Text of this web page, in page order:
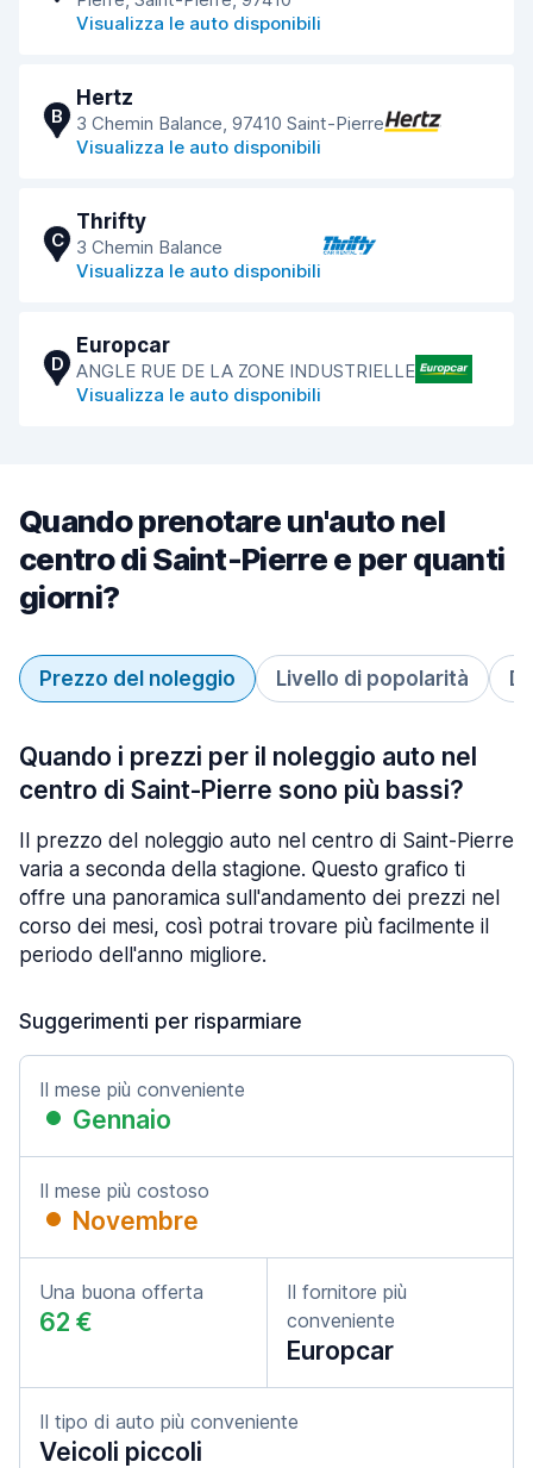
Visualizza le auto disponibili
B
Hertz
3 Chemin Balance, 97410 Saint-Pierre
Visualizza le auto disponibili
C
Thrifty
3 Chemin Balance
Visualizza le auto disponibili
D
Europcar
ANGLE RUE DE LA ZONE INDUSTRIELLE
Visualizza le auto disponibili
Quando prenotare un'auto nel
centro di Saint-Pierre e per quanti
giorni?
Prezzo del noleggio Livello di popolarità
Quando i prezzi per il noleggio auto nel
centro di Saint-Pierre sono più bassi?
Il prezzo del noleggio auto nel centro di Saint-Pierre
varia a seconda della stagione. Questo grafico ti
offre una panoramica sull'andamento dei prezzi nel
corso dei mesi, così potrai trovare più facilmente il
periodo dell'anno migliore.
Suggerimenti per risparmiare
Il mese più conveniente
Gennaio
Il mese più costoso
Novembre
Una buona offerta
62 €
Il fornitore più
conveniente
Europcar
Il tipo di auto più conveniente
Veicoli piccoli